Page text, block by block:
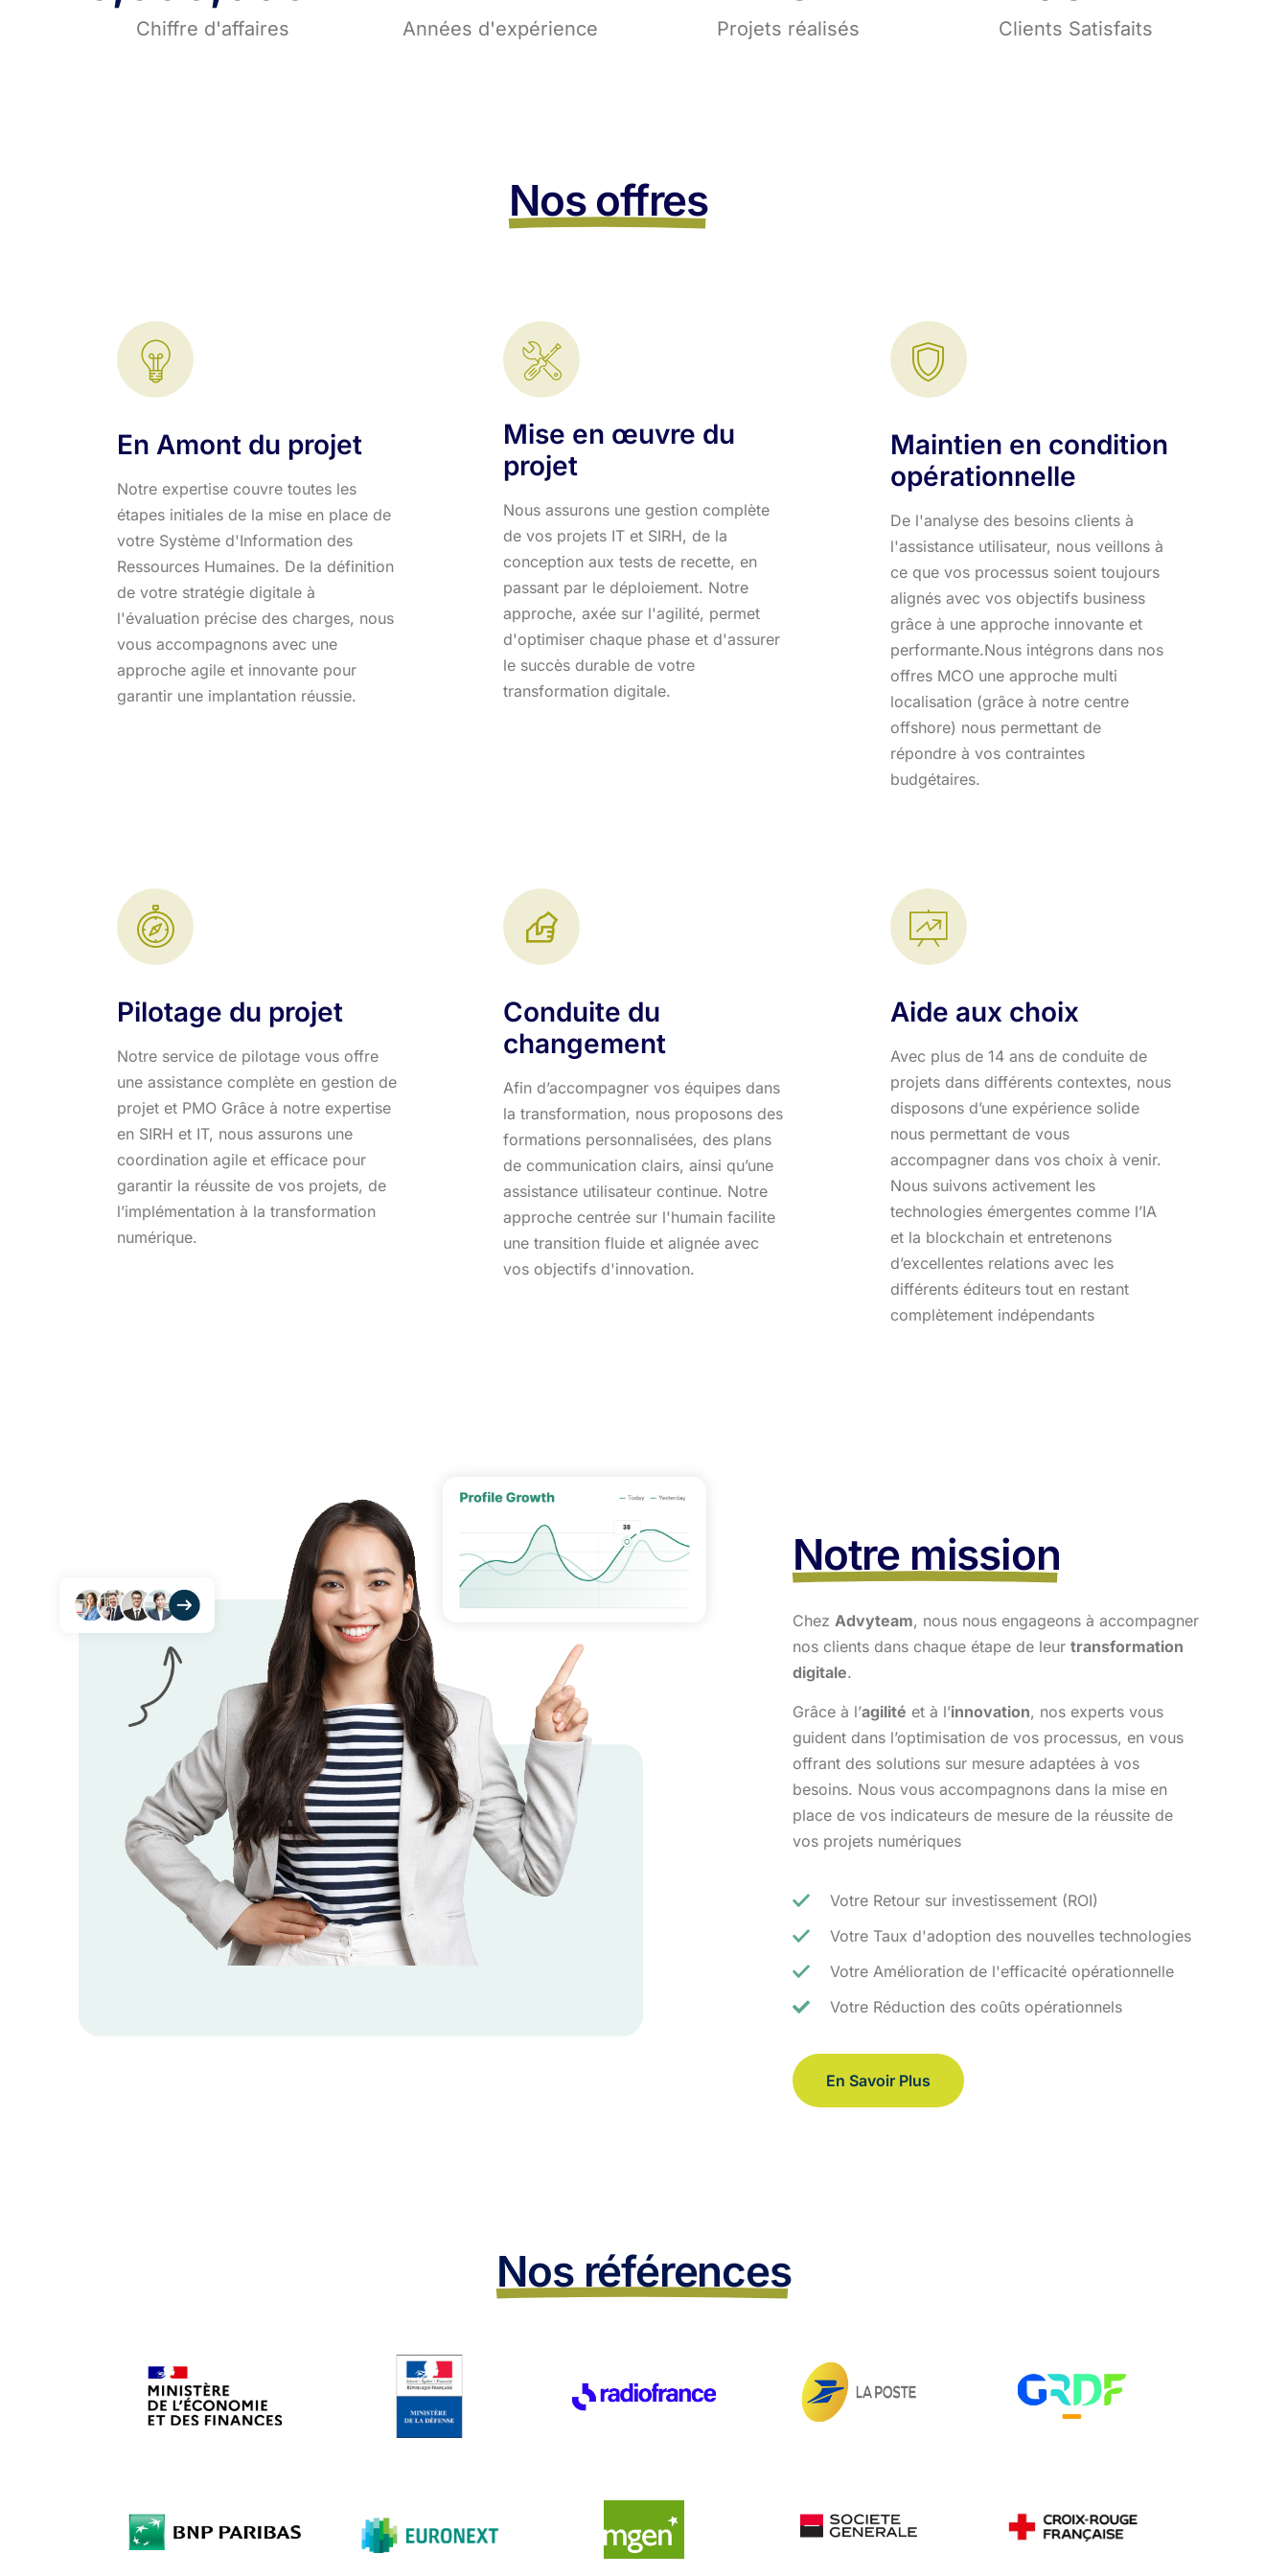
Chiffre d'affaires Années d'expérience Projets réalisés Clients Satisfaits
Nos offres
En Amont du projet
Notre expertise couvre toutes les
étapes initiales de la mise en place de
votre Système d'Information des
Ressources Humaines. De la définition
de votre stratégie digitale à
l'évaluation précise des charges, nous
vous accompagnons avec une
approche agile et innovante pour
garantir une implantation réussie.
Mise en œuvre du
projet
Nous assurons une gestion complète
de vos projets IT et SIRH, de la
conception aux tests de recette, en
passant par le déploiement. Notre
approche, axée sur l'agilité, permet
d'optimiser chaque phase et d'assurer
le succès durable de votre
transformation digitale.
Maintien en condition
opérationnelle
De l'analyse des besoins clients à
l'assistance utilisateur, nous veillons à
ce que vos processus soient toujours
alignés avec vos objectifs business
grâce à une approche innovante et
performante.​ Nous intégrons dans nos
offres MCO une approche multi
localisation (grâce à notre centre
offshore) nous permettant de
répondre à vos contraintes
budgétaires.
Pilotage du projet
Notre service de pilotage vous offre
une assistance complète en gestion de
projet et PMO Grâce à notre expertise
en SIRH et IT, nous assurons une
coordination agile et efficace pour
garantir la réussite de vos projets, de
l’implémentation à la transformation
numérique.
Conduite du
changement
Afin d’accompagner vos équipes dans
la transformation, nous proposons des
formations personnalisées, des plans
de communication clairs, ainsi qu’une
assistance utilisateur continue. Notre
approche centrée sur l'humain facilite
une transition fluide et alignée avec
vos objectifs d'innovation.​
Aide aux choix
Avec plus de 14 ans de conduite de
projets dans différents contextes, nous
disposons d’une expérience solide
nous permettant de vous
accompagner dans vos choix à venir.
Nous suivons activement les
technologies émergentes comme l’IA
et la blockchain et entretenons
d’excellentes relations avec les
différents éditeurs tout en restant
complètement indépendants
Notre mission
Chez Advyteam, nous nous engageons à accompagner
nos clients dans chaque étape de leur transformation
digitale.
Grâce à l’agilité et à l’innovation, nos experts vous
guident dans l’optimisation de vos processus, en vous
offrant des solutions sur mesure adaptées à vos
besoins. Nous vous accompagnons dans la mise en
place de vos indicateurs de mesure de la réussite de
vos projets numériques
Votre Retour sur investissement (ROI)
Votre Taux d'adoption des nouvelles technologies
Votre Amélioration de l'efficacité opérationnelle
Votre Réduction des coûts opérationnels
En Savoir Plus
Nos références